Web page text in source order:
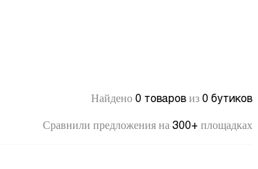
Найдено 0 товаров из 0 бутиков
Сравнили предложения на 300+ площадках